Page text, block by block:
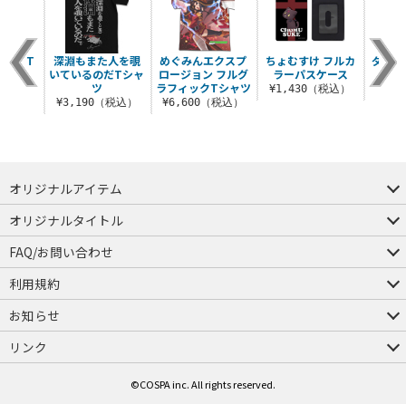
めぐみんエクスプ
ロージョン フルグ
ラフィックTシャツ
¥6,600（税込）
ちょむすけ フルカ
ラーパスケース
¥1,430（税込）
ダク
ス
ア T
込）
深淵もまた人を覗
いているのだTシャ
ツ
¥3,190（税込）
オリジナルアイテム
つままれ
つかまれ
ピョコッテ
オリジナルタイトル
アイテムヤ
ミスカトニック大學購買部
FAQ/お問い合わせ
FAQ
お問い合わせ
利用規約
会員規約・ポイント規約
特定商取引法に関する表示
プライバシーポリシー
お知らせ
店舗情報
採用情報
発売日変更のお知らせ
販売代理店・取扱店募集
海外のご案内（English）
リンク
©COSPA inc. All rights reserved.